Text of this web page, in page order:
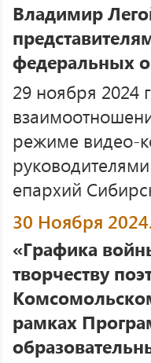
Владимир
федеральных
29 ноября 2024
режиме видео-
епархий
30 Ноября
«Графика
творчеству
рамках